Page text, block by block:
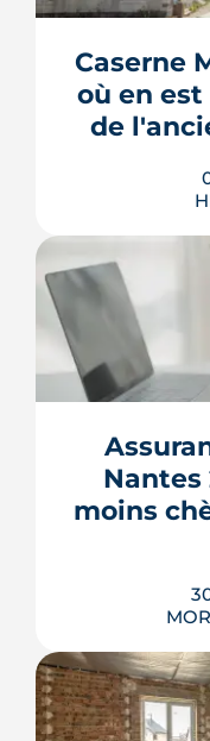
immeuble
une pompe
branchée sur
urbain,
Caserne
où en
de
L'ancienne
quartier
demi.
où en est le
hameau.
Nantes
moins